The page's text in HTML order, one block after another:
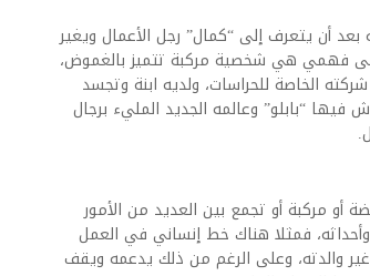
أن يتعرف إلى “كمال” رجل الأعمال ويغير
فهمي هي شخصية مركبة تتميز بالغموض،
الخاصة للحراسات، ولديه ابنة وتجسد
فيها “بابلو” وعالمه الجديد المليء برجال
مركبة أو تجمع بين العديد من الأمور
فمثلا هناك خط إنساني في العمل
والدته، وعلى الرغم من ذلك يدعمه ويقف